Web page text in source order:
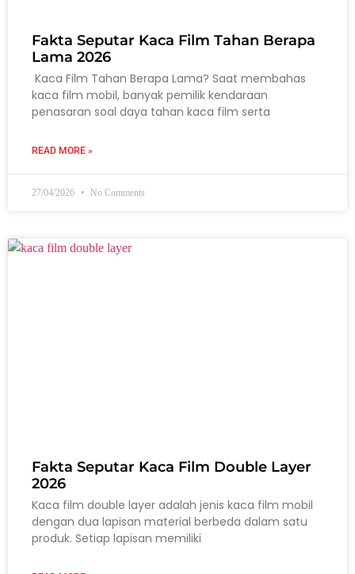
Fakta Seputar Kaca Film Tahan Berapa
Lama 2026
Kaca Film Tahan Berapa Lama? Saat membahas
kaca film mobil, banyak pemilik kendaraan
penasaran soal daya tahan kaca film serta
READ MORE »
27/04/2026 No Comments
Fakta Seputar Kaca Film Double Layer
2026
Kaca film double layer adalah jenis kaca film mobil
dengan dua lapisan material berbeda dalam satu
produk. Setiap lapisan memiliki